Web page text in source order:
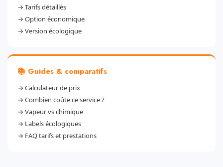
→ Tarifs détaillés
→ Option économique
→ Version écologique
📚 Guides & comparatifs
→ Calculateur de prix
→ Combien coûte ce service ?
→ Vapeur vs chimique
→ Labels écologiques
→ FAQ tarifs et prestations